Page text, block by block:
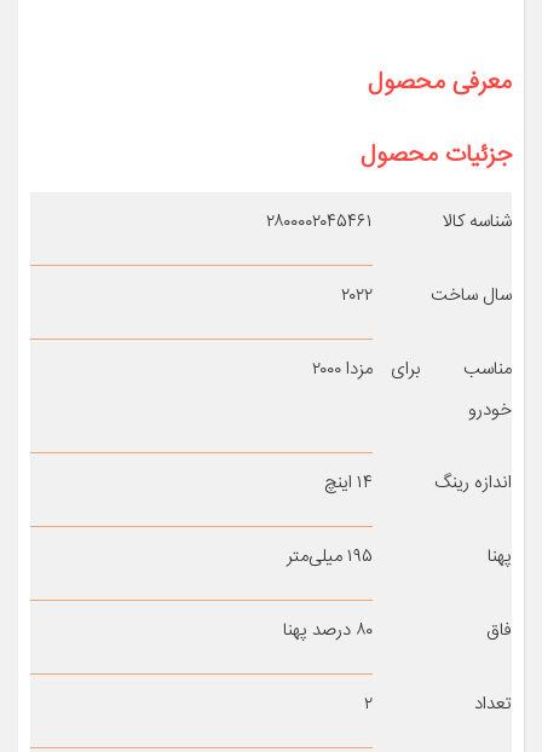
معرفی محصول
جزئیات محصول
شناسه کالا ۲۸۰۰۰۰۲۰۴۵۴۶۱
سال ساخت ۲۰۲۲
مناسب برای
خودرو
مزدا ۲۰۰۰
اندازه رینگ ۱۴ اینچ
پهنا ۱۹۵ میلی‌متر
فاق ۸۰ درصد پهنا
تعداد ۲